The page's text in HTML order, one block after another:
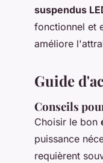
suspendus
fonctionnel et
améliore
Guide
Conseils
Choisir le bon
puissance
requièrent